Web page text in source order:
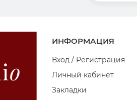
ИНФОРМАЦИЯ
Вход / Регистрация
Личный кабинет
Закладки